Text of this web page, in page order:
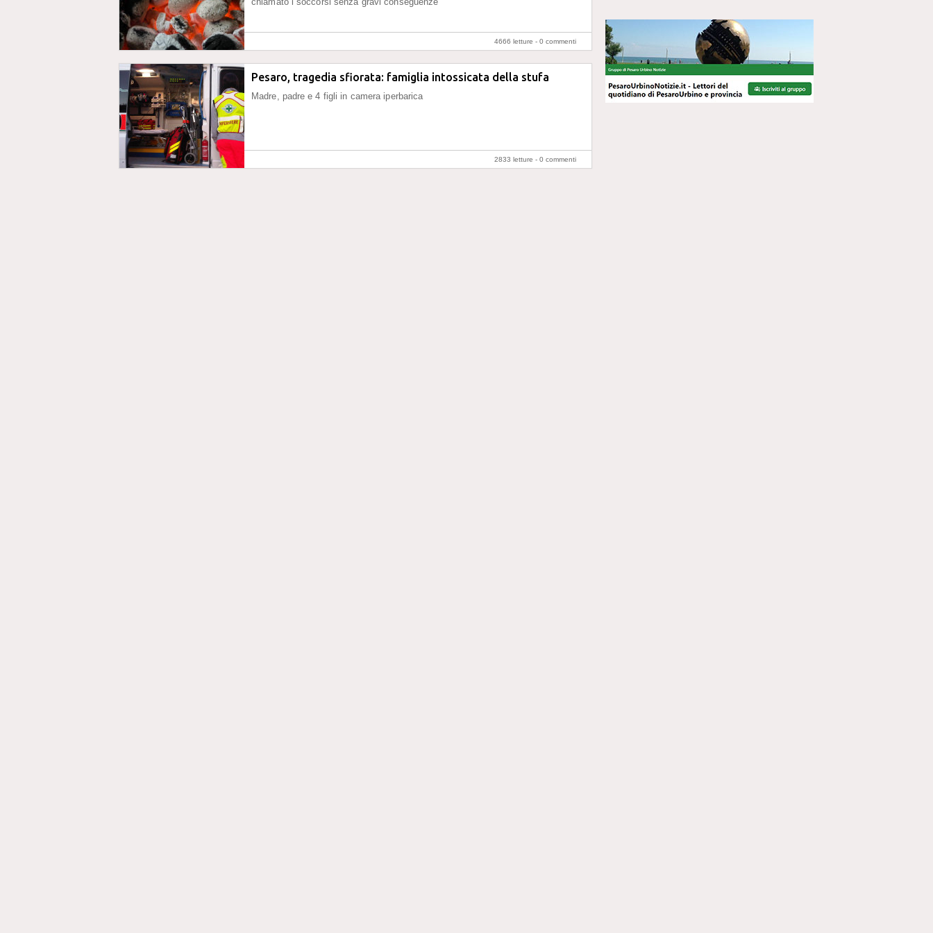
4666 letture - 0 commenti
Pesaro, tragedia sfiorata: famiglia intossicata della stufa
Madre, padre e 4 figli in camera iperbarica
2833 letture - 0 commenti